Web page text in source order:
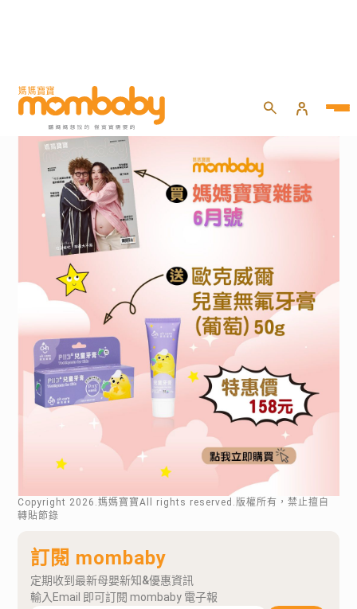
Copyright 2026 .媽媽寶寶All rights reserved.版權所有，禁止擅自
轉貼節錄
訂閱 mombaby
定期收到最新母嬰新知&優惠資訊
輸入Email 即可訂閱 mombaby 電子報